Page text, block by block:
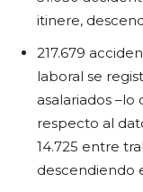
itinere,
217.679
laboral se
asalariados
respecto al
14.725 entre
descendiendo